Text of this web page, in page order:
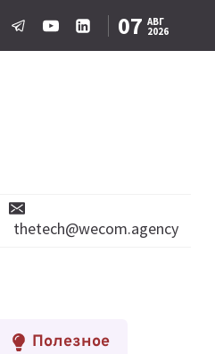
07 АВГ
2026
thetech@wecom.agency
Полезное